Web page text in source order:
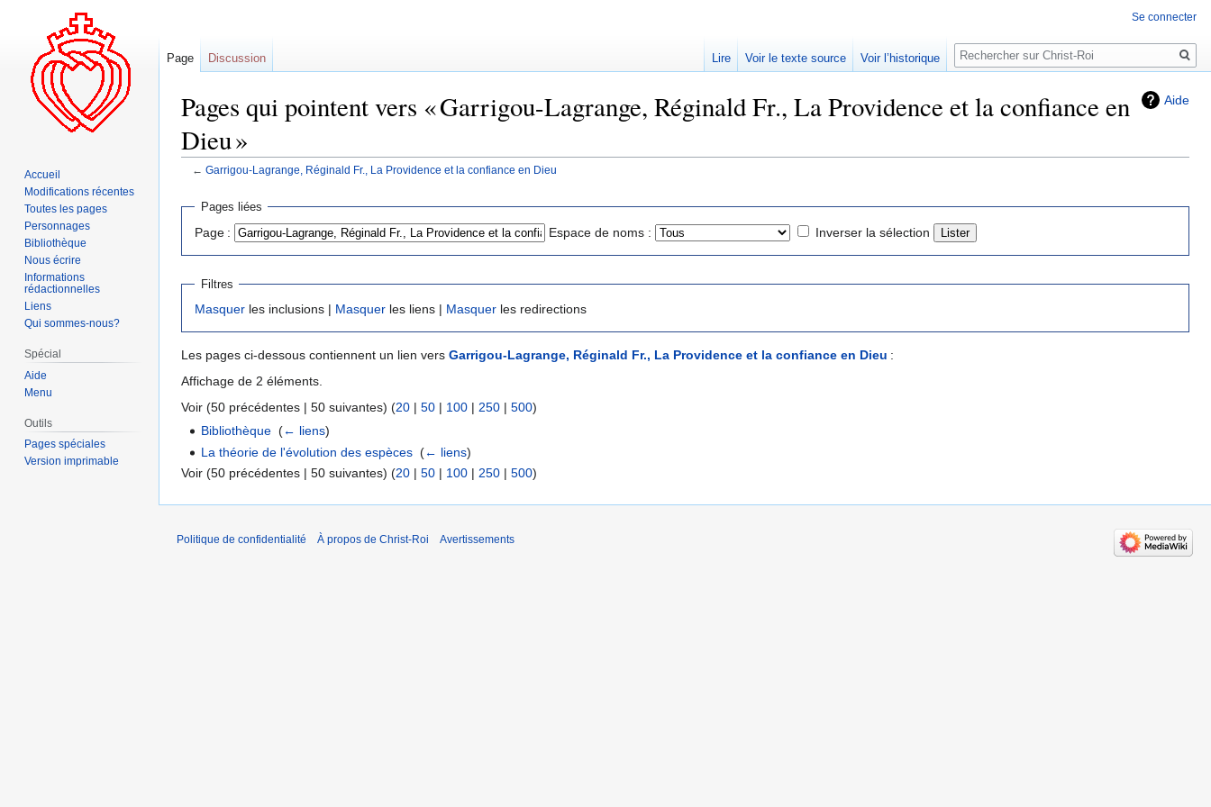
Aide
Pages qui pointent vers « Garrigou-Lagrange, Réginald Fr., La Providence et la confiance en
Dieu »
← Garrigou-Lagrange, Réginald Fr., La Providence et la confiance en Dieu
Aller
navigation
Aller
recherche
Pages liées
Page : Espace de noms : Inverser la sélection
Filtres
Masquer les inclusions | Masquer les liens | Masquer les redirections
Les pages ci-dessous contiennent un lien vers Garrigou-Lagrange, Réginald Fr., La Providence et la confiance en Dieu :
Affichage de 2 éléments.
Voir (50 précédentes | 50 suivantes) (20 | 50 | 100 | 250 | 500)
Bibliothèque ‎(← liens)
La théorie de l'évolution des espèces ‎(← liens)
Voir (50 précédentes | 50 suivantes) (20 | 50 | 100 | 250 | 500)
Se connecter
Page Discussion Lire Voir le texte source Voir l’historique
Rechercher
Accueil
Modifications récentes
Toutes les pages
Personnages
Bibliothèque
Nous écrire
Informations
rédactionnelles
Liens
Qui sommes-nous?
Spécial
Aide
Menu
Outils
Pages spéciales
Version imprimable
Politique de confidentialité À propos de Christ-Roi Avertissements